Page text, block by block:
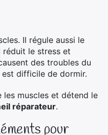
Il régule aussi le
réduit le stress et
des troubles du
est difficile de dormir.
les muscles et détend le
réparateur.
pour